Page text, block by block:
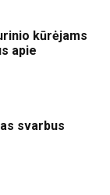
kūrėjams
apie
svarbus